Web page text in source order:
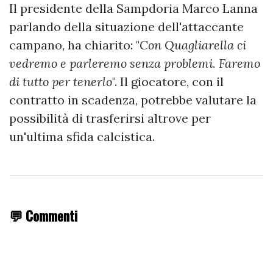
Il presidente della Sampdoria Marco Lanna
parlando della situazione dell'attaccante
campano, ha chiarito: "Con Quagliarella ci
vedremo e parleremo senza problemi. Faremo
di tutto per tenerlo". Il giocatore, con il
contratto in scadenza, potrebbe valutare la
possibilità di trasferirsi altrove per
un'ultima sfida calcistica.
💬 Commenti